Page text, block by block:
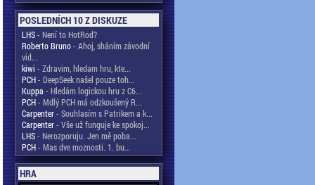
POSLEDNÍCH 10 Z DISKUZE
LHS- Není to HotRod?
Roberto Bruno- Ahoj, sháním závodní
vid...
kiwi - Zdravim, hledam hru, kte...
PCH- DeepSeek našel pouze toh...
Kuppa - Hledám logickou hru z C6...
PCH- Mdlý PCH má odzkoušený R...
Carpenter- Souhlasím s Patrikem a k...
Carpenter- Vše už funguje ke spokoj...
LHS- Nerozporuju. Jen mě poba...
PCH- Mas dve moznosti. 1. bu...
HRA